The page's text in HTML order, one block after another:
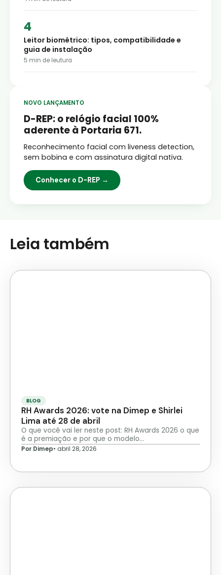
Leitor biométrico: tipos, compatibilidade e
guia de instalação
5 min de leutura
NOVO LANÇAMENTO
D-REP: o relógio facial 100%
aderente à Portaria 671.
Reconhecimento facial com liveness detection,
sem bobina e com assinatura digital nativa.
Conhecer o D-REP →
Leia também
BLOG
RH Awards 2026: vote na Dimep e Shirlei
Lima até 28 de abril
O que você vai ler neste post: RH Awards 2026 o que
é a premiação e por que o modelo…
Por Dimep• abril 28, 2026